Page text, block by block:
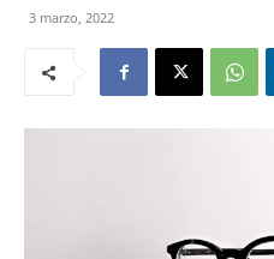
3 marzo, 2022